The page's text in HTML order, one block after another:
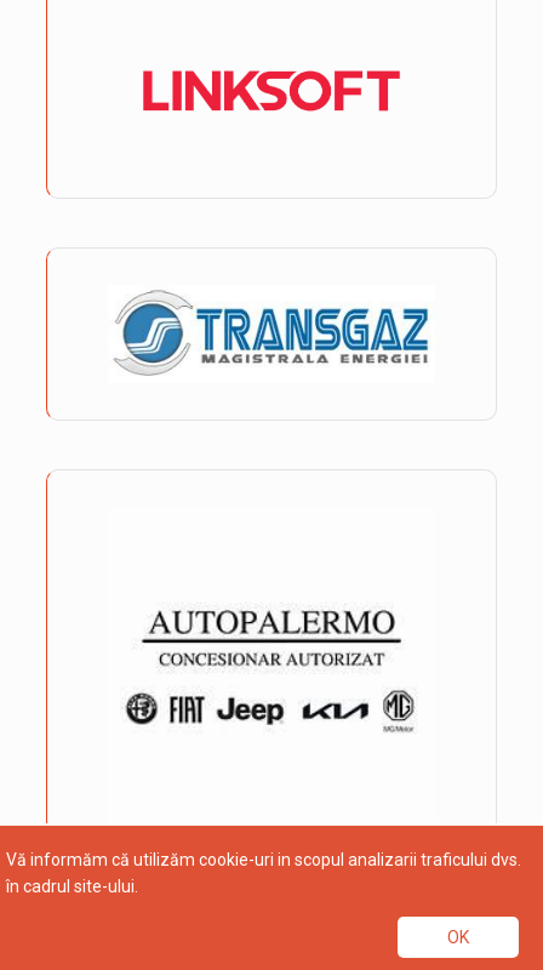
Vă informăm că utilizăm cookie-uri in scopul analizarii traficului dvs.
în cadrul site-ului.
OK